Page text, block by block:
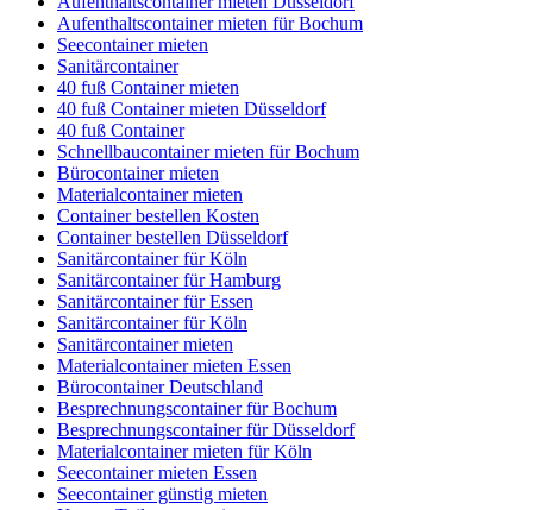
Aufenthaltscontainer mieten für Bochum
Seecontainer mieten
Sanitärcontainer
40 fuß Container mieten
40 fuß Container mieten Düsseldorf
40 fuß Container
Schnellbaucontainer mieten für Bochum
Bürocontainer mieten
Materialcontainer mieten
Container bestellen Kosten
Container bestellen Düsseldorf
Sanitärcontainer für Köln
Sanitärcontainer für Hamburg
Sanitärcontainer für Essen
Sanitärcontainer für Köln
Sanitärcontainer mieten
Materialcontainer mieten Essen
Bürocontainer Deutschland
Besprechnungscontainer für Bochum
Besprechnungscontainer für Düsseldorf
Materialcontainer mieten für Köln
Seecontainer mieten Essen
Seecontainer günstig mieten